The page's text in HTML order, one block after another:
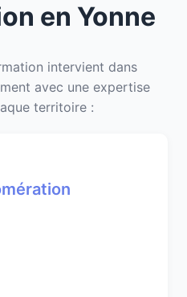
en Yonne
intervient dans
avec une expertise
territoire :